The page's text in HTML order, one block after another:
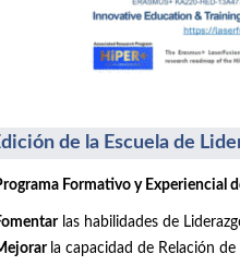
de la Escuela de
Formativo y Experiencial
las habilidades de
la capacidad de Relación